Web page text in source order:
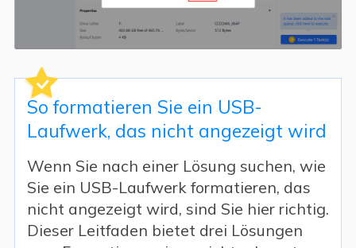
So formatieren Sie ein USB-
Laufwerk, das nicht angezeigt wird
Wenn Sie nach einer Lösung suchen, wie
Sie ein USB-Laufwerk formatieren, das
nicht angezeigt wird, sind Sie hier richtig.
Dieser Leitfaden bietet drei Lösungen